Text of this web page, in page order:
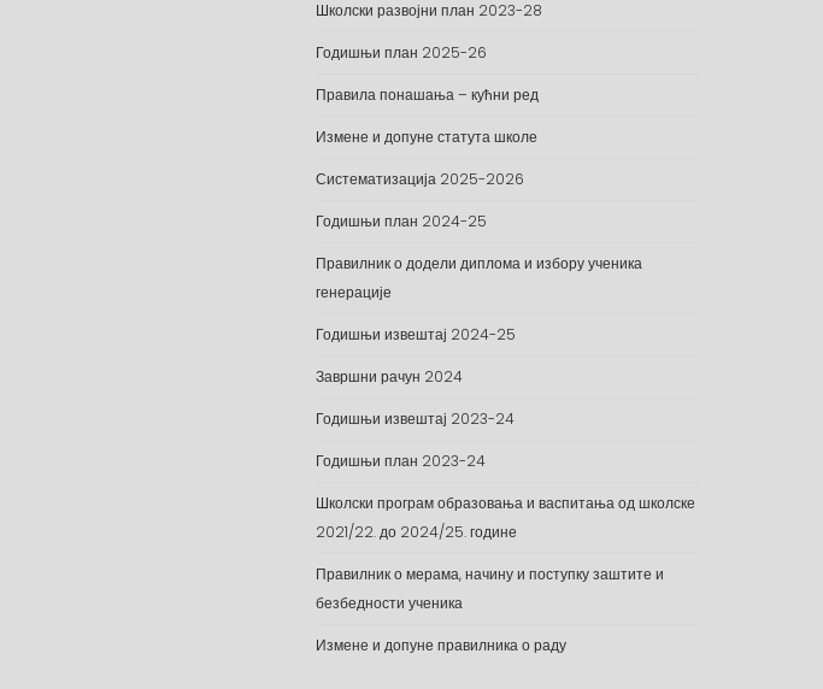
Школски развојни план 2023-28
Годишњи план 2025-26
Правила понашања – кућни ред
Измене и допуне статута школе
Систематизација 2025-2026
Годишњи план 2024-25
Правилник о додели диплома и избору ученика
генерације
Годишњи извештај 2024-25
Завршни рачун 2024
Годишњи извештај 2023-24
Годишњи план 2023-24
Школски програм образовања и васпитања од школске
2021/22. до 2024/25. године
Правилник о мерама, начину и поступку заштите и
безбедности ученика
Измене и допуне правилника о раду